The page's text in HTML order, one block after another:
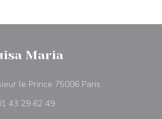
Maria
le Prince 75006 Paris((abre numa
43 29 62 49